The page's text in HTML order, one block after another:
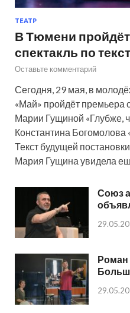
ТЕАТР
В Тюмени
спектакль по
Оставьте комментарий
Сегодня, 29 мая, в
«Май» пройдёт премьера
Марии Гущиной «Глубже,
Константина Богомолова
Текст будущей
Мария Гущина увидела
Союз
Роман